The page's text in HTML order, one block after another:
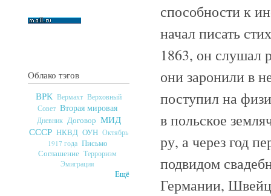
Облако тэгов
ВРК Вермахт Верховный
Совет Вторая мировая
Дневник Договор МИД
СССР НКВД ОУН Октябрь
1917 года Письмо
Соглашение Терроризм
Эмиграция
Ещё
способности к
начал писать
1863, он слушал
они заронили в
поступил на
в польское
ру, а через год
подвидом
Германии,